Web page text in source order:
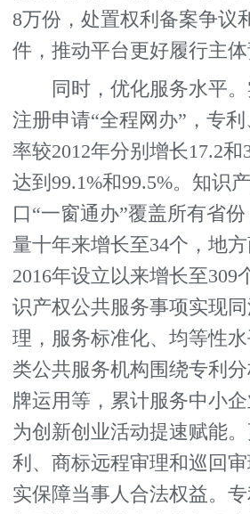
8万份，处置权利备案争议
件，推动平台更好履行主体
同时，优化服务水平。
注册申请“全程网办”，专
率较2012年分别增长17.2和
达到99.1%和99.5%。知识
口“一窗通办”覆盖所有省
量十年来增长至34个，地
2016年设立以来增长至309
识产权公共服务事项实现
理，服务标准化、均等性
类公共服务机构围绕专利
牌运用等，累计服务中小企
为创新创业活动提速赋能
利、商标远程审理和巡回
实保障当事人合法权益。